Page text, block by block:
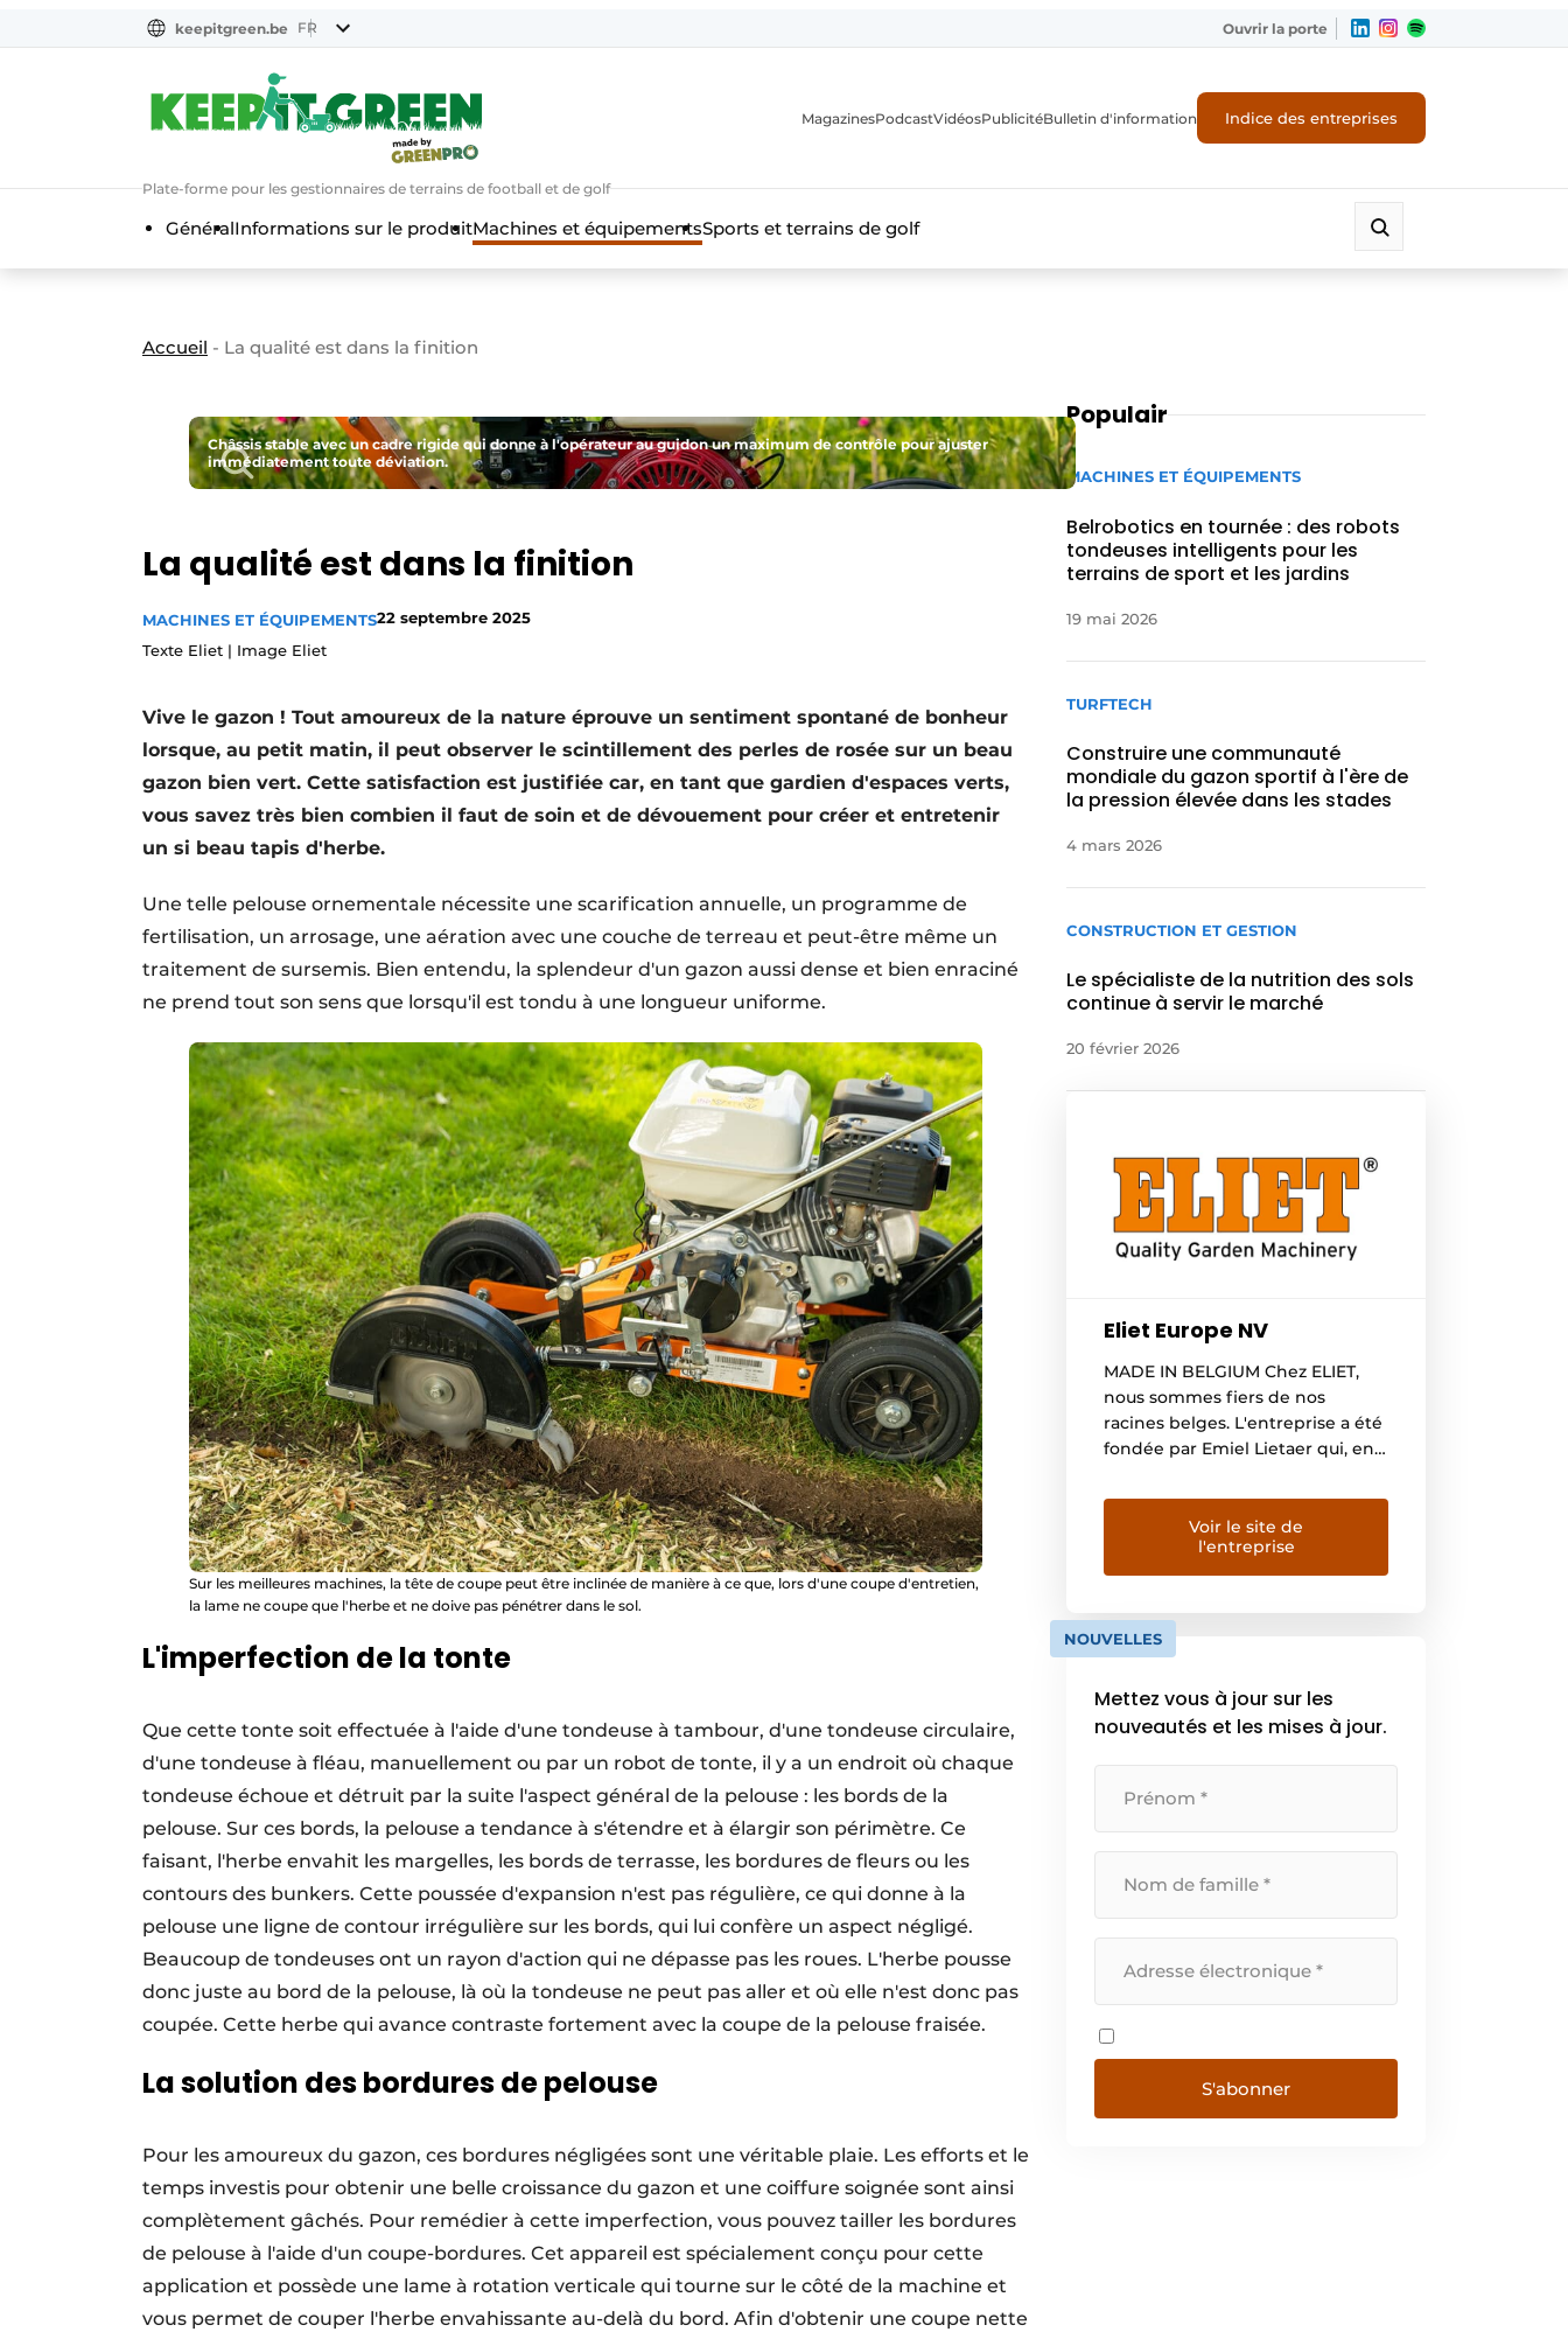
keepitgreen.be FR Ouvrir la porte
Plate-forme pour les gestionnaires de terrains de football et de golf
MagazinesPodcastVidéosPublicitéBulletin d'information Indice des entreprises
GénéralInformations sur le produitMachines et équipementsSports et terrains de golf
Accueil - La qualité est dans la finition
Châssis stable avec un cadre rigide qui donne à l'opérateur au guidon un maximum de contrôle pour ajuster
immédiatement toute déviation.
La qualité est dans la finition
MACHINES ET ÉQUIPEMENTS22 septembre 2025
Texte Eliet | Image Eliet
Vive le gazon ! Tout amoureux de la nature éprouve un sentiment spontané de bonheur
lorsque, au petit matin, il peut observer le scintillement des perles de rosée sur un beau
gazon bien vert. Cette satisfaction est justifiée car, en tant que gardien d'espaces verts,
vous savez très bien combien il faut de soin et de dévouement pour créer et entretenir
un si beau tapis d'herbe.
Une telle pelouse ornementale nécessite une scarification annuelle, un programme de
fertilisation, un arrosage, une aération avec une couche de terreau et peut-être même un
traitement de sursemis. Bien entendu, la splendeur d'un gazon aussi dense et bien enraciné
ne prend tout son sens que lorsqu'il est tondu à une longueur uniforme.
Sur les meilleures machines, la tête de coupe peut être inclinée de manière à ce que, lors d'une coupe d'entretien,
la lame ne coupe que l'herbe et ne doive pas pénétrer dans le sol.
L'imperfection de la tonte
Que cette tonte soit effectuée à l'aide d'une tondeuse à tambour, d'une tondeuse circulaire,
d'une tondeuse à fléau, manuellement ou par un robot de tonte, il y a un endroit où chaque
tondeuse échoue et détruit par la suite l'aspect général de la pelouse : les bords de la
pelouse. Sur ces bords, la pelouse a tendance à s'étendre et à élargir son périmètre. Ce
faisant, l'herbe envahit les margelles, les bords de terrasse, les bordures de fleurs ou les
contours des bunkers. Cette poussée d'expansion n'est pas régulière, ce qui donne à la
pelouse une ligne de contour irrégulière sur les bords, qui lui confère un aspect négligé.
Beaucoup de tondeuses ont un rayon d'action qui ne dépasse pas les roues. L'herbe pousse
donc juste au bord de la pelouse, là où la tondeuse ne peut pas aller et où elle n'est donc pas
coupée. Cette herbe qui avance contraste fortement avec la coupe de la pelouse fraisée.
La solution des bordures de pelouse
Pour les amoureux du gazon, ces bordures négligées sont une véritable plaie. Les efforts et le
temps investis pour obtenir une belle croissance du gazon et une coiffure soignée sont ainsi
complètement gâchés. Pour remédier à cette imperfection, vous pouvez tailler les bordures
de pelouse à l'aide d'un coupe-bordures. Cet appareil est spécialement conçu pour cette
application et possède une lame à rotation verticale qui tourne sur le côté de la machine et
vous permet de couper l'herbe envahissante au-delà du bord. Afin d'obtenir une coupe nette
Populair
MACHINES ET ÉQUIPEMENTS
Belrobotics en tournée : des robots
tondeuses intelligents pour les
terrains de sport et les jardins
19 mai 2026
TURFTECH
Construire une communauté
mondiale du gazon sportif à l'ère de
la pression élevée dans les stades
4 mars 2026
CONSTRUCTION ET GESTION
Le spécialiste de la nutrition des sols
continue à servir le marché
20 février 2026
Eliet Europe NV
MADE IN BELGIUM Chez ELIET,
nous sommes fiers de nos
racines belges. L'entreprise a été
fondée par Emiel Lietaer qui, en
société ELIET. Dans les années
80, Emiel Lietaer a développé les
premières machines ELIET, grâce
à son vaste bagage technique et
le secteur du jardinage, et a jeté
les bases de [...]
Voir le site de
l'entreprise
NOUVELLES
Mettez vous à jour sur les
nouveautés et les mises à jour.